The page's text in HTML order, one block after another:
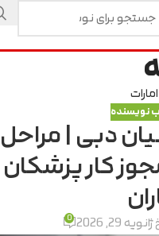
نویسنده
دبی | مراحل
کار پزشکان
29, 2026
0